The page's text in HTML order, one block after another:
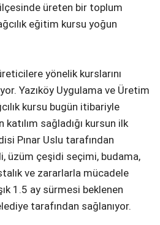
üreten bir toplum
eğitim kursu yoğun
yönelik kurslarını
Yazıköy Uygulama ve Üretim
kursu bugün itibariyle
katılım sağladığı kursun ilk
Pınar Uslu tarafından
üzüm çeşidi seçimi, budama,
ve zararlarla mücadele
1.5 ay sürmesi beklenen
tarafından sağlanıyor.